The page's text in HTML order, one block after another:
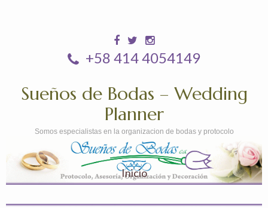
+58 414 4054149
Sueños de Bodas – Wedding
Planner
Somos especialistas en la organizacion de bodas y protocolo
Inicio